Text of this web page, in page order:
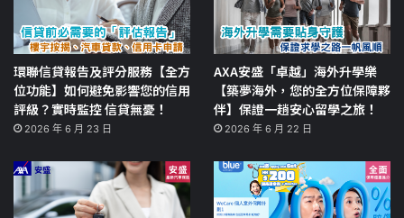
環聯信貸報告及評分服務【全方
位功能】如何避免影響您的信用
評級？實時監控 信貸無憂！
2026 年 6 月 23 日
AXA安盛「卓越」海外升學樂
【築夢海外，您的全方位保障夥
伴】保證一趟安心留學之旅！
2026 年 6 月 22 日